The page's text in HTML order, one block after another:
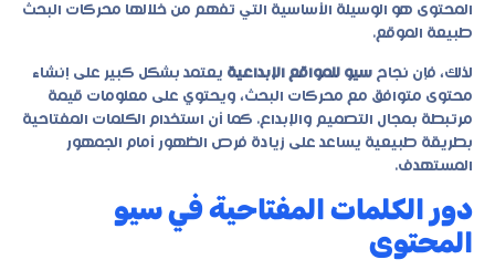
المحتوى هو الوسيلة الأساسية التي تفهم من خلالها محركات البحث
طبيعة الموقع.
لذلك، فإن نجاح سيو للمواقع الإبداعية يعتمد بشكل كبير على إنشاء
محتوى متوافق مع محركات البحث، ويحتوي على معلومات قيمة
مرتبطة بمجال التصميم والإبداع. كما أن استخدام الكلمات المفتاحية
بطريقة طبيعية يساعد على زيادة فرص الظهور أمام الجمهور
المستهدف.
دور الكلمات المفتاحية في سيو
المحتوى